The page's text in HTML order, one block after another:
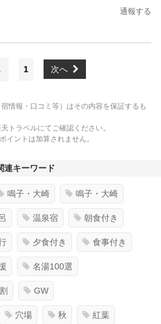
通報する
1 次へ
情報・口コミ等）はその内容を保証するも
トラベルにてご確認ください。
イントは加算されません。
連キーワード
鳴子・大崎 鳴子・大崎
温泉宿 朝食付き
夕食付き 食事付き
名湯100選
GW
穴場 秋 紅葉